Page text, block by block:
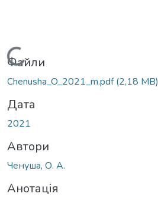
Вантажиться...
Файли
Chenusha_O_2021_m.pdf(2,18 MB)
Дата
2021
Автори
Ченуша, О. А.
Анотація